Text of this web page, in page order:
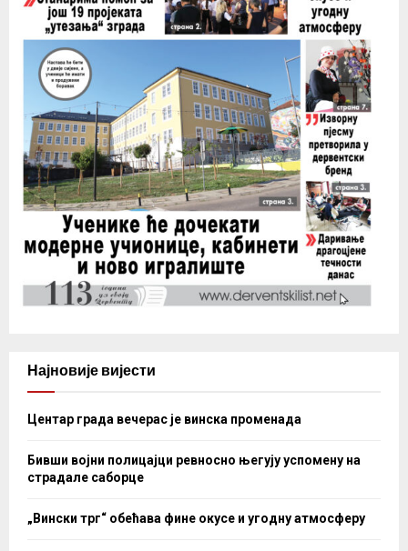
Најновије вијести
Центар града вечерас је винска променада
Бивши војни полицајци ревносно његују успомену на
страдале саборце
„Вински трг“ обећава фине окусе и угодну атмосферу